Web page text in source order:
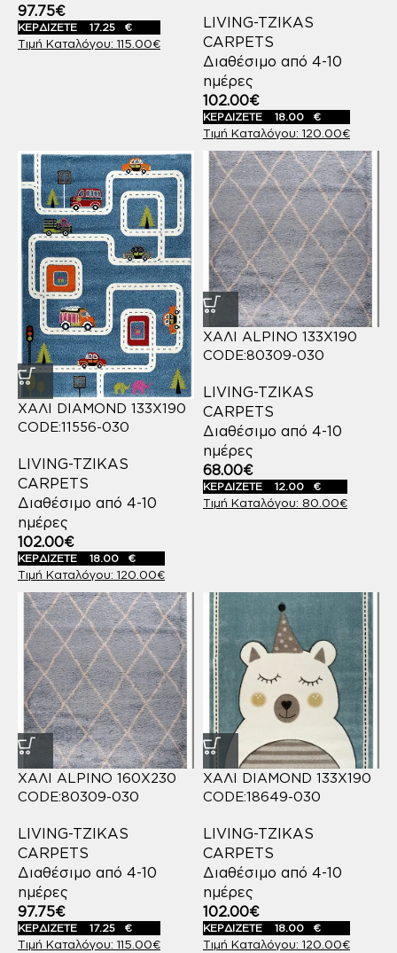
115.00€
97.75€
ΚΕΡΔΙΖΕΤΕ 17.25 €
LIVING-TZIKAS
CARPETS
Διαθέσιμο από 4-10
ημέρες
120.00€
102.00€
ΚΕΡΔΙΖΕΤΕ 18.00 €
ΧΑΛΙ DIAMOND 133X190
CODE:11556-030
LIVING-TZIKAS
CARPETS
Διαθέσιμο από 4-10
ημέρες
120.00€
102.00€
ΚΕΡΔΙΖΕΤΕ 18.00 €
ΧΑΛΙ ALPINO 133X190
CODE:80309-030
LIVING-TZIKAS
CARPETS
Διαθέσιμο από 4-10
ημέρες
80.00€
68.00€
ΚΕΡΔΙΖΕΤΕ 12.00 €
ΧΑΛΙ ALPINO 160X230
CODE:80309-030
LIVING-TZIKAS
CARPETS
Διαθέσιμο από 4-10
ημέρες
115.00€
97.75€
ΚΕΡΔΙΖΕΤΕ 17.25 €
ΧΑΛΙ DIAMOND 133X190
CODE:18649-030
LIVING-TZIKAS
CARPETS
Διαθέσιμο από 4-10
ημέρες
120.00€
102.00€
ΚΕΡΔΙΖΕΤΕ 18.00 €